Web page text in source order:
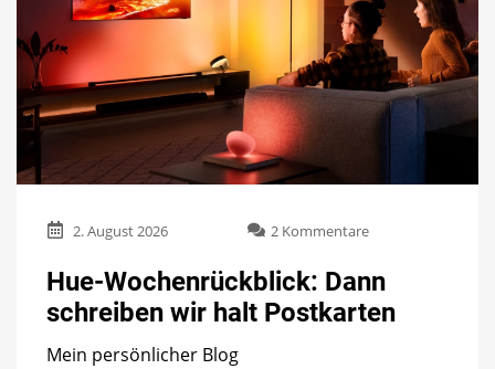
2. August 2026 2 Kommentarezu
Wochenrückblick:
Dann
schreiben
Hue-Wochenrückblick: Dann
schreiben wir halt Postkarten
Mein persönlicher Blog